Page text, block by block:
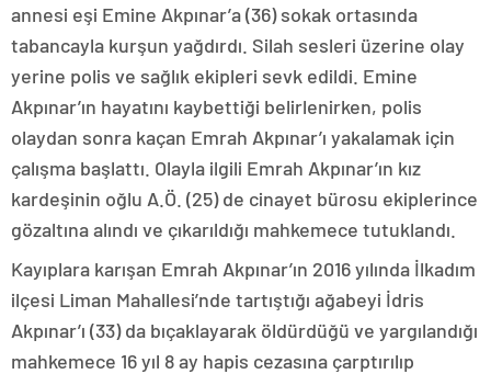
annesi eşi Emine Akpınar’a (36) sokak ortasında
tabancayla kurşun yağdırdı. Silah sesleri üzerine olay
yerine polis ve sağlık ekipleri sevk edildi. Emine
Akpınar’ın hayatını kaybettiği belirlenirken, polis
olaydan sonra kaçan Emrah Akpınar’ı yakalamak için
çalışma başlattı. Olayla ilgili Emrah Akpınar’ın kız
kardeşinin oğlu A.Ö. (25) de cinayet bürosu ekiplerince
gözaltına alındı ve çıkarıldığı mahkemece tutuklandı.
Kayıplara karışan Emrah Akpınar’ın 2016 yılında İlkadım
ilçesi Liman Mahallesi’nde tartıştığı ağabeyi İdris
Akpınar’ı (33) da bıçaklayarak öldürdüğü ve yargılandığı
mahkemece 16 yıl 8 ay hapis cezasına çarptırılıp